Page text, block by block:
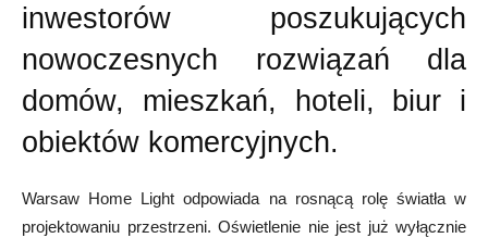
inwestorów poszukujących
nowoczesnych rozwiązań dla
domów, mieszkań, hoteli, biur i
obiektów komercyjnych.
Warsaw Home Light odpowiada na rosnącą rolę światła w
projektowaniu przestrzeni. Oświetlenie nie jest już wyłącznie